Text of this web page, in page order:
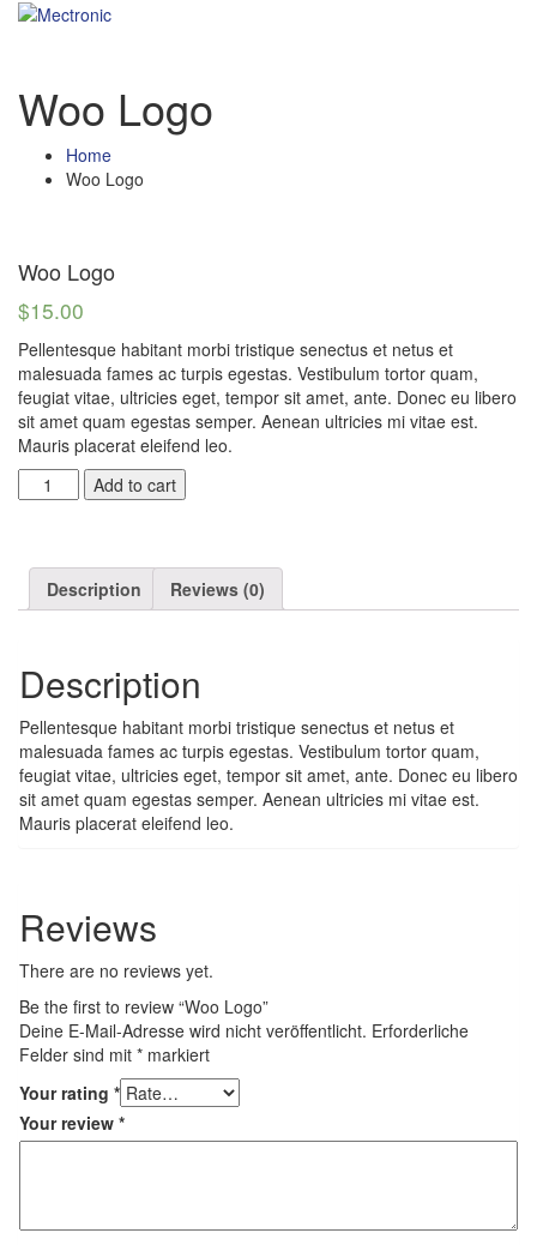
Woo Logo
Home
Woo Logo
Woo Logo
$15.00
Pellentesque habitant morbi tristique senectus et netus et
malesuada fames ac turpis egestas. Vestibulum tortor quam,
feugiat vitae, ultricies eget, tempor sit amet, ante. Donec eu libero
sit amet quam egestas semper. Aenean ultricies mi vitae est.
Mauris placerat eleifend leo.
Woo
Logo
Add to cart
Description Reviews (0)
Description
Pellentesque habitant morbi tristique senectus et netus et
malesuada fames ac turpis egestas. Vestibulum tortor quam,
feugiat vitae, ultricies eget, tempor sit amet, ante. Donec eu libero
sit amet quam egestas semper. Aenean ultricies mi vitae est.
Mauris placerat eleifend leo.
Reviews
There are no reviews yet.
Be the first to review “Woo Logo”
Deine E-Mail-Adresse wird nicht veröffentlicht. Erforderliche
Felder sind mit * markiert
Your rating *
Your review *